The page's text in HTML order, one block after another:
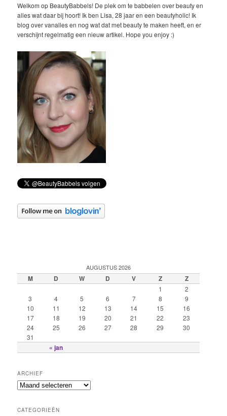
Welkom op BeautyBabbels! De plek om te babbelen over beauty en
alles wat daar bij hoort! Ik ben Lisa, 28 jaar en een beautyholic! Ik
blog over vanalles en nog wat dat met beauty te maken heeft, en er
verschijnt regelmatig een nieuw artikel. Hope you enjoy :)
AUGUSTUS 2026
M D W D V Z Z
« jan
1
2
3
4 5 6 7 8
9
10
11 12 13 14 15
16
17
18 19 20 21 22
23
24
25 26 27 28 29
30
31
ARCHIEF
CATEGORIEËN